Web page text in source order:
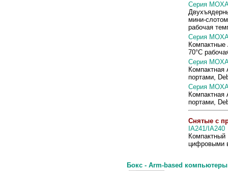
Серия
Двухъядерн
мини-
рабочая
Серия
70°C
Серия
Компактная
портами,
Серия
Компактная
портами,
Снятые с
IA241/IA240
цифровыми
Бокс - Arm-based компьютеры